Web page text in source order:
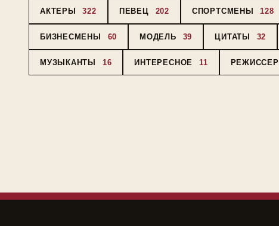
АКТЕРЫ 322 ПЕВЕЦ 202 СПОРТСМЕНЫ 128
БИЗНЕСМЕНЫ 60 МОДЕЛЬ 39 ЦИТАТЫ 32
МУЗЫКАНТЫ 16 ИНТЕРЕСНОЕ 11